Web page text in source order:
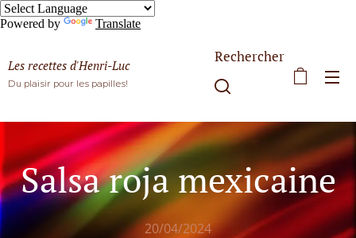
Powered by Translate
Les recettes d'Henri-Luc
Du plaisir pour les papilles!
Rechercher
Salsa roja mexicaine
20/04/2024